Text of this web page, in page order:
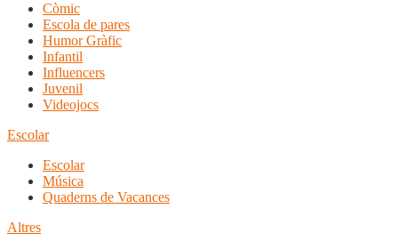
Còmic
Escola de pares
Humor Gràfic
Infantil
Influencers
Juvenil
Videojocs
Escolar
Escolar
Música
Quaderns de Vacances
Altres